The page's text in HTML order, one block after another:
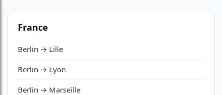
France
Berlin → Lille
Berlin → Lyon
Berlin → Marseille